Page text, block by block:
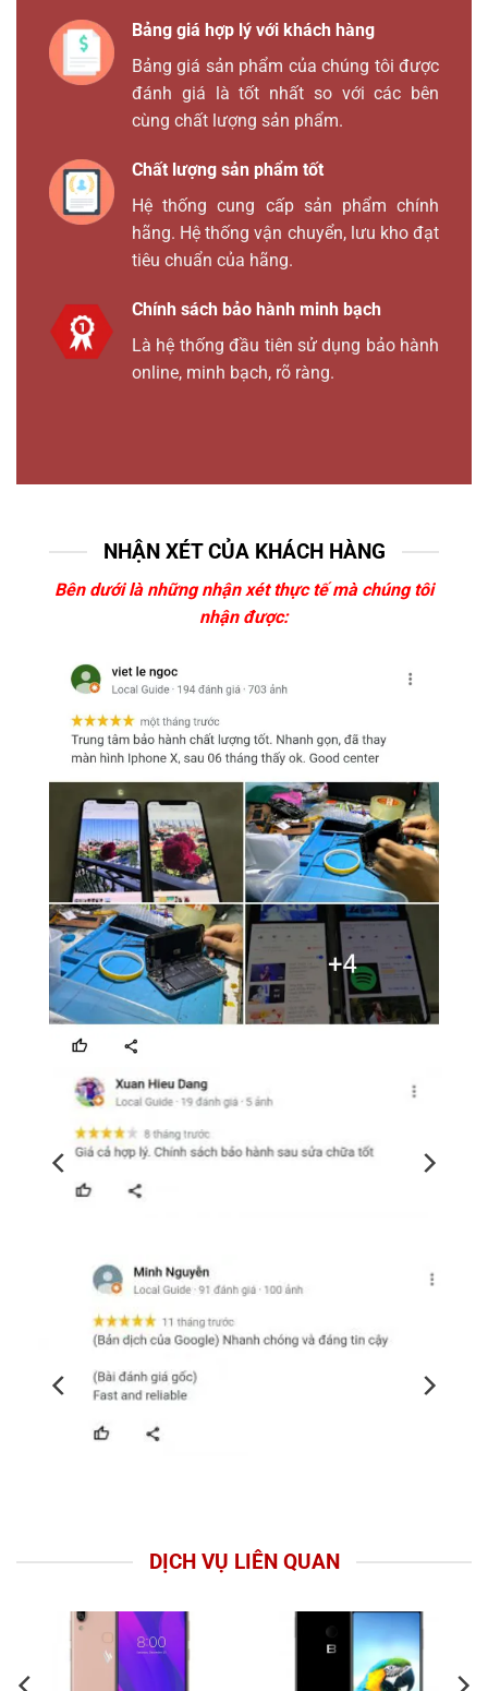
Bảng giá hợp lý với khách hàng
Bảng giá sản phẩm của chúng tôi được
đánh giá là tốt nhất so với các bên
cùng chất lượng sản phẩm.
Chất lượng sản phẩm tốt
Hệ thống cung cấp sản phẩm chính
hãng. Hệ thống vận chuyển, lưu kho đạt
tiêu chuẩn của hãng.
Chính sách bảo hành minh bạch
Là hệ thống đầu tiên sử dụng bảo hành
online, minh bạch, rõ ràng.
NHẬN XÉT CỦA KHÁCH HÀNG
Bên dưới là những nhận xét thực tế mà chúng tôi
nhận được:
DỊCH VỤ LIÊN QUAN